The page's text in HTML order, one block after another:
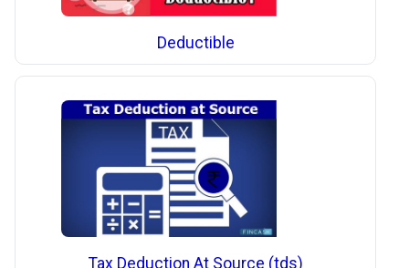
Deductible
Tax Deduction At Source (tds)